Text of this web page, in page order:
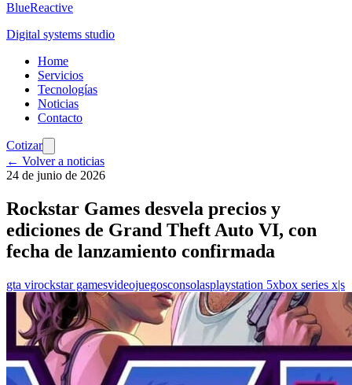
BlueReactive
Digital systems studio
Home
Servicios
Tecnologías
Noticias
Contacto
Cotizar
← Volver a noticias
24 de junio de 2026
Rockstar Games desvela precios y
ediciones de Grand Theft Auto VI, con
fecha de lanzamiento confirmada
gta virockstar gamesvideojuegosconsolasplaystation 5xbox series x|s